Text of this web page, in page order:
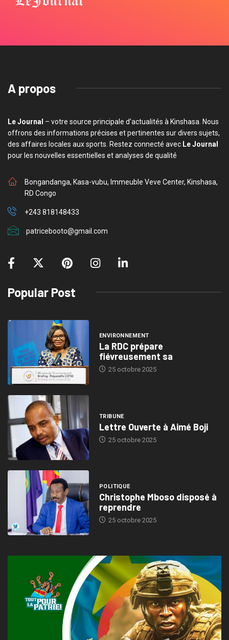
A propos
Le Journal – votre source principale d’actualités à Kinshasa. Nous
offrons des informations précises et pertinentes sur divers sujets,
des affaires locales aux sports. Restez connecté avec Le Journal
pour les nouvelles essentielles et analyses de qualité
Bongandanga, Kasa-vubu, Immeuble Veve Center, Kinshasa,
RD Congo
+243 818148433
patricebooto@gmail.com
Popular Post
ENVIRONNEMENT
La RDC prépare
fiévreusement sa
25 octobre 2025
TRIBUNE
Lettre Ouverte à Aimé Boji
25 octobre 2025
POLITIQUE
Christophe Mboso disposé à
reprendre
25 octobre 2025